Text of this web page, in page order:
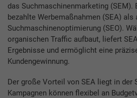
das Suchmaschinenmarketing (SEM).
bezahlte Werbemaßnahmen (SEA)
Suchmaschinenoptimierung (SEO).
organischen Traffic aufbaut, liefert
Ergebnisse und ermöglicht eine
Kundengewinnung.
Der große Vorteil von SEA liegt in der
Kampagnen können flexibel an